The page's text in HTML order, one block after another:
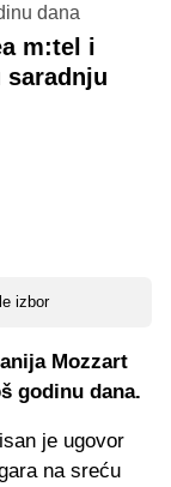
dana
m:tel i
saradnju
izbor
Mozzart
godinu dana.
je ugovor
na sreću